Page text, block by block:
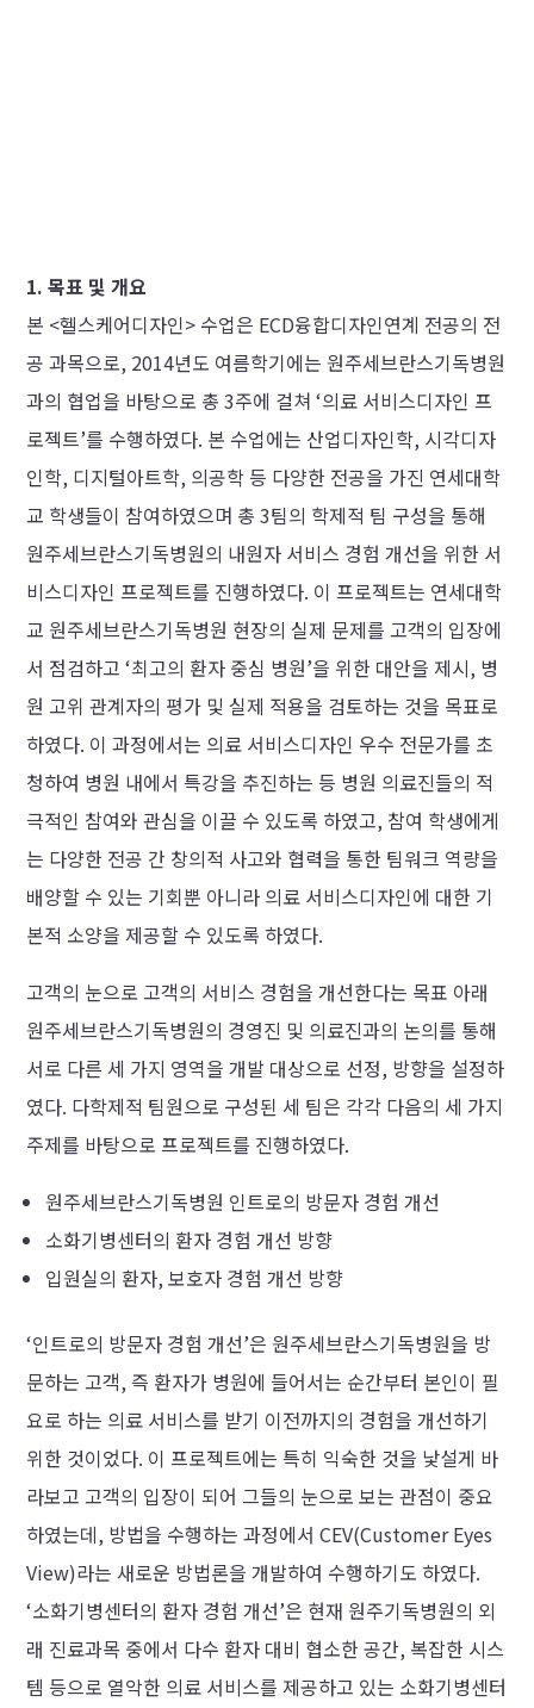
1. 목표 및 개요
본 <헬스케어디자인> 수업은 ECD융합디자인연계 전공의 전
공 과목으로, 2014년도 여름학기에는 원주세브란스기독병원
과의 협업을 바탕으로 총 3주에 걸쳐 ‘의료 서비스디자인 프
로젝트’를 수행하였다. 본 수업에는 산업디자인학, 시각디자
인학, 디지털아트학, 의공학 등 다양한 전공을 가진 연세대학
교 학생들이 참여하였으며 총 3팀의 학제적 팀 구성을 통해
원주세브란스기독병원의 내원자 서비스 경험 개선을 위한 서
비스디자인 프로젝트를 진행하였다. 이 프로젝트는 연세대학
교 원주세브란스기독병원 현장의 실제 문제를 고객의 입장에
서 점검하고 ‘최고의 환자 중심 병원’을 위한 대안을 제시, 병
원 고위 관계자의 평가 및 실제 적용을 검토하는 것을 목표로
하였다. 이 과정에서는 의료 서비스디자인 우수 전문가를 초
청하여 병원 내에서 특강을 추진하는 등 병원 의료진들의 적
극적인 참여와 관심을 이끌 수 있도록 하였고, 참여 학생에게
는 다양한 전공 간 창의적 사고와 협력을 통한 팀워크 역량을
배양할 수 있는 기회뿐 아니라 의료 서비스디자인에 대한 기
본적 소양을 제공할 수 있도록 하였다.
고객의 눈으로 고객의 서비스 경험을 개선한다는 목표 아래
원주세브란스기독병원의 경영진 및 의료진과의 논의를 통해
서로 다른 세 가지 영역을 개발 대상으로 선정, 방향을 설정하
였다. 다학제적 팀원으로 구성된 세 팀은 각각 다음의 세 가지
주제를 바탕으로 프로젝트를 진행하였다.
원주세브란스기독병원 인트로의 방문자 경험 개선
소화기병센터의 환자 경험 개선 방향
입원실의 환자, 보호자 경험 개선 방향
‘인트로의 방문자 경험 개선’은 원주세브란스기독병원을 방
문하는 고객, 즉 환자가 병원에 들어서는 순간부터 본인이 필
요로 하는 의료 서비스를 받기 이전까지의 경험을 개선하기
위한 것이었다. 이 프로젝트에는 특히 익숙한 것을 낯설게 바
라보고 고객의 입장이 되어 그들의 눈으로 보는 관점이 중요
하였는데, 방법을 수행하는 과정에서 CEV(Customer Eyes
View)라는 새로운 방법론을 개발하여 수행하기도 하였다.
‘소화기병센터의 환자 경험 개선’은 현재 원주기독병원의 외
래 진료과목 중에서 다수 환자 대비 협소한 공간, 복잡한 시스
템 등으로 열악한 의료 서비스를 제공하고 있는 소화기병센터